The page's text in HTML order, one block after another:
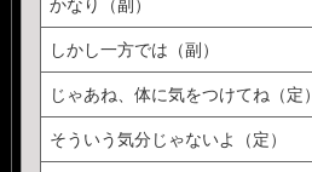
かなり（副）
しかし一方では（副）
じゃあね、体に気をつけてね（定）
そういう気分じゃないよ（定）